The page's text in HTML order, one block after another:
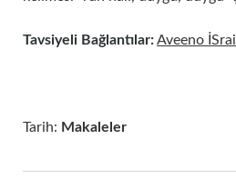
Tavsiyeli Bağlantılar:Aveeno
Tarih: Makaleler